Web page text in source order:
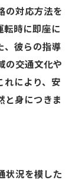
の対応方法を
転時に即座に
、彼らの指導
の交通文化や
れにより、安
と身につきま
状況を模した